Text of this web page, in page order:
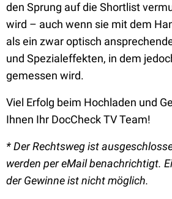
den Sprung auf die Shortlist
wird – auch wenn sie mit dem
als ein zwar optisch
und Spezialeffekten, in dem
gemessen wird.
Viel Erfolg beim Hochladen und
Ihnen Ihr DocCheck TV Team!
* Der Rechtsweg ist
werden per eMail benachrichtigt.
der Gewinne ist nicht möglich.